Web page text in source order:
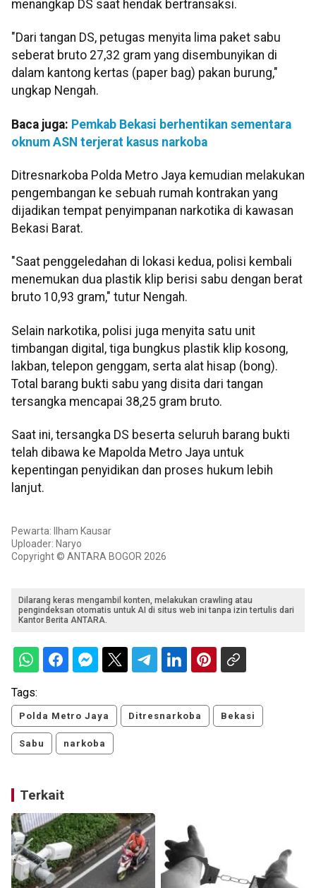
menangkap DS saat hendak bertransaksi.
"​Dari tangan DS, petugas menyita lima paket sabu
seberat bruto 27,32 gram yang disembunyikan di
dalam kantong kertas (paper bag) pakan burung,"
ungkap Nengah.
Baca juga: Pemkab Bekasi berhentikan sementara
oknum ASN terjerat kasus narkoba
​Ditresnarkoba Polda Metro Jaya kemudian melakukan
pengembangan ke sebuah rumah kontrakan yang
dijadikan tempat penyimpanan narkotika di kawasan
Bekasi Barat.
​"Saat penggeledahan di lokasi kedua, polisi kembali
menemukan dua plastik klip berisi sabu dengan berat
bruto 10,93 gram," tutur Nengah.
​Selain narkotika, polisi juga menyita satu unit
timbangan digital, tiga bungkus plastik klip kosong,
lakban, telepon genggam, serta alat hisap (bong).
Total barang bukti sabu yang disita dari tangan
tersangka mencapai 38,25 gram bruto.
​Saat ini, tersangka DS beserta seluruh barang bukti
telah dibawa ke Mapolda Metro Jaya untuk
kepentingan penyidikan dan proses hukum lebih
lanjut.
Pewarta: Ilham Kausar
Uploader: Naryo
Copyright © ANTARA BOGOR 2026
Dilarang keras mengambil konten, melakukan crawling atau
pengindeksan otomatis untuk AI di situs web ini tanpa izin tertulis dari
Kantor Berita ANTARA.
Tags:
Polda Metro Jaya Ditresnarkoba Bekasi
Sabu narkoba
Terkait